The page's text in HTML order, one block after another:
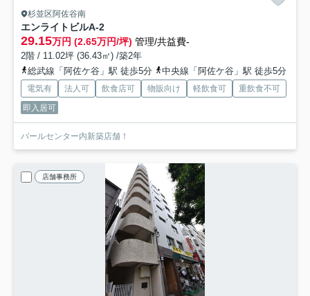
杉並区阿佐谷南
エンライトビルA-2
29.15万円 (2.65万円/坪) 管理/共益費-
2階 / 11.02坪 (36.43㎡) /築2年
総武線「阿佐ケ谷」駅 徒歩5分
中央線「阿佐ケ谷」駅 徒歩5分
電気有 法人可 飲食店可 物販向け 軽飲食可
重飲食不可
即入居可
パールセンター内新築店舗！
店舗事務所